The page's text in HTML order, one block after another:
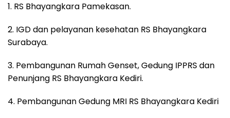
1. RS Bhayangkara Pamekasan.
2. IGD dan pelayanan kesehatan RS Bhayangkara
Surabaya.
3. Pembangunan Rumah Genset, Gedung IPPRS dan
Penunjang RS Bhayangkara Kediri.
4. Pembangunan Gedung MRI RS Bhayangkara Kediri